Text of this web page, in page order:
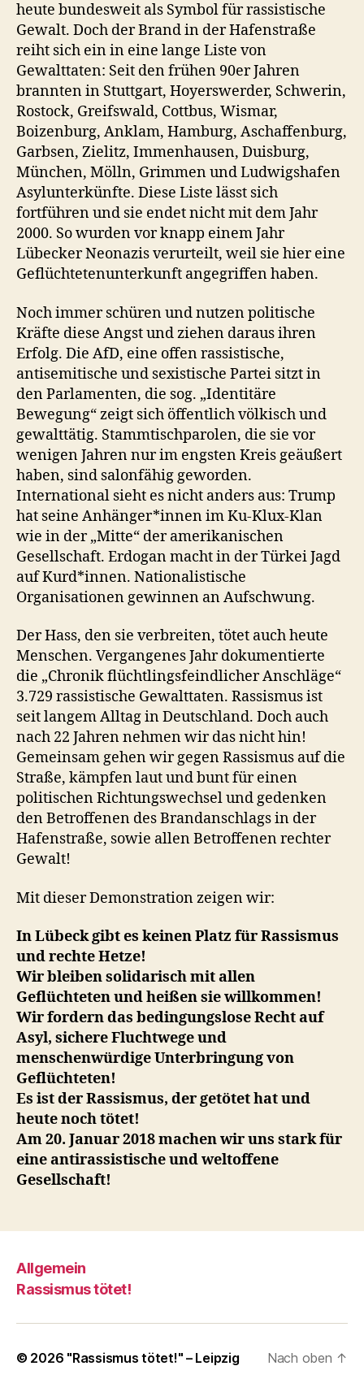
heute bundesweit als Symbol für rassistische
Gewalt. Doch der Brand in der Hafenstraße
reiht sich ein in eine lange Liste von
Gewalttaten: Seit den frühen 90er Jahren
brannten in Stuttgart, Hoyerswerder, Schwerin,
Rostock, Greifswald, Cottbus, Wismar,
Boizenburg, Anklam, Hamburg, Aschaffenburg,
Garbsen, Zielitz, Immenhausen, Duisburg,
München, Mölln, Grimmen und Ludwigshafen
Asylunterkünfte. Diese Liste lässt sich
fortführen und sie endet nicht mit dem Jahr
2000. So wurden vor knapp einem Jahr
Lübecker Neonazis verurteilt, weil sie hier eine
Geflüchtetenunterkunft angegriffen haben.
Noch immer schüren und nutzen politische
Kräfte diese Angst und ziehen daraus ihren
Erfolg. Die AfD, eine offen rassistische,
antisemitische und sexistische Partei sitzt in
den Parlamenten, die sog. „Identitäre
Bewegung“ zeigt sich öffentlich völkisch und
gewalttätig. Stammtischparolen, die sie vor
wenigen Jahren nur im engsten Kreis geäußert
haben, sind salonfähig geworden.
International sieht es nicht anders aus: Trump
hat seine Anhänger*innen im Ku-Klux-Klan
wie in der „Mitte“ der amerikanischen
Gesellschaft. Erdogan macht in der Türkei Jagd
auf Kurd*innen. Nationalistische
Organisationen gewinnen an Aufschwung.
Der Hass, den sie verbreiten, tötet auch heute
Menschen. Vergangenes Jahr dokumentierte
die „Chronik flüchtlingsfeindlicher Anschläge“
3.729 rassistische Gewalttaten. Rassismus ist
seit langem Alltag in Deutschland. Doch auch
nach 22 Jahren nehmen wir das nicht hin!
Gemeinsam gehen wir gegen Rassismus auf die
Straße, kämpfen laut und bunt für einen
politischen Richtungswechsel und gedenken
den Betroffenen des Brandanschlags in der
Hafenstraße, sowie allen Betroffenen rechter
Gewalt!
Mit dieser Demonstration zeigen wir:
In Lübeck gibt es keinen Platz für Rassismus
und rechte Hetze!
Wir bleiben solidarisch mit allen
Geflüchteten und heißen sie willkommen!
Wir fordern das bedingungslose Recht auf
Asyl, sichere Fluchtwege und
menschenwürdige Unterbringung von
Geflüchteten!
Es ist der Rassismus, der getötet hat und
heute noch tötet!
Am 20. Januar 2018 machen wir uns stark für
eine antirassistische und weltoffene
Gesellschaft!
Allgemein
Rassismus tötet!
© 2026 "Rassismus tötet!" – Leipzig Nach oben ↑